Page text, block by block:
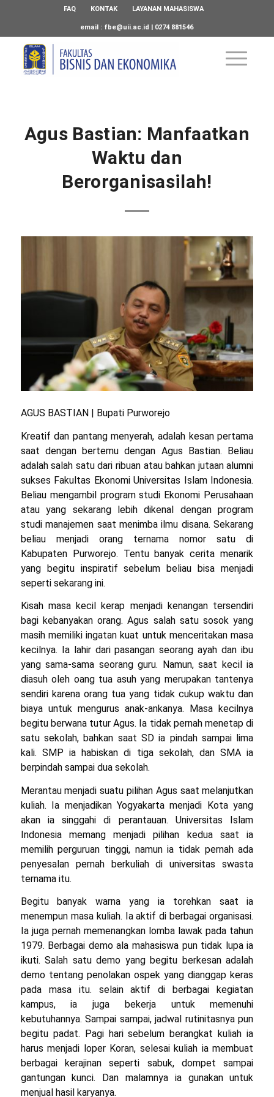
FAQ KONTAK LAYANAN MAHASISWA
email : fbe@uii.ac.id | 0274 881546
Agus Bastian: Manfaatkan
Waktu dan
Berorganisasilah!
AGUS BASTIAN | Bupati Purworejo
Kreatif dan pantang menyerah, adalah kesan pertama
saat dengan bertemu dengan Agus Bastian. Beliau
adalah salah satu dari ribuan atau bahkan jutaan alumni
sukses Fakultas Ekonomi Universitas Islam Indonesia.
Beliau mengambil program studi Ekonomi Perusahaan
atau yang sekarang lebih dikenal dengan program
studi manajemen saat menimba ilmu disana. Sekarang
beliau menjadi orang ternama nomor satu di
Kabupaten Purworejo. Tentu banyak cerita menarik
yang begitu inspiratif sebelum beliau bisa menjadi
seperti sekarang ini.
Kisah masa kecil kerap menjadi kenangan tersendiri
bagi kebanyakan orang. Agus salah satu sosok yang
masih memiliki ingatan kuat untuk menceritakan masa
kecilnya. Ia lahir dari pasangan seorang ayah dan ibu
yang sama-sama seorang guru. Namun, saat kecil ia
diasuh oleh oang tua asuh yang merupakan tantenya
sendiri karena orang tua yang tidak cukup waktu dan
biaya untuk mengurus anak-ankanya. Masa kecilnya
begitu berwana tutur Agus. Ia tidak pernah menetap di
satu sekolah, bahkan saat SD ia pindah sampai lima
kali. SMP ia habiskan di tiga sekolah, dan SMA ia
berpindah sampai dua sekolah.
Merantau menjadi suatu pilihan Agus saat melanjutkan
kuliah. Ia menjadikan Yogyakarta menjadi Kota yang
akan ia singgahi di perantauan. Universitas Islam
Indonesia memang menjadi pilihan kedua saat ia
memilih perguruan tinggi, namun ia tidak pernah ada
penyesalan pernah berkuliah di universitas swasta
ternama itu.
Begitu banyak warna yang ia torehkan saat ia
menempun masa kuliah. Ia aktif di berbagai organisasi.
Ia juga pernah memenangkan lomba lawak pada tahun
1979. Berbagai demo ala mahasiswa pun tidak lupa ia
ikuti. Salah satu demo yang begitu berkesan adalah
demo tentang penolakan ospek yang dianggap keras
pada masa itu. selain aktif di berbagai kegiatan
kampus, ia juga bekerja untuk memenuhi
kebutuhannya. Sampai sampai, jadwal rutinitasnya pun
begitu padat. Pagi hari sebelum berangkat kuliah ia
harus menjadi loper Koran, selesai kuliah ia membuat
berbagai kerajinan seperti sabuk, dompet sampai
gantungan kunci. Dan malamnya ia gunakan untuk
menjual hasil karyanya.